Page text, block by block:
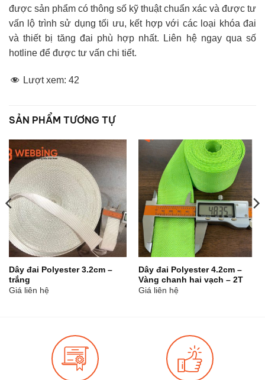
được sản phẩm có thông số kỹ thuật chuẩn xác và được tư
vấn lộ trình sử dụng tối ưu, kết hợp với các loại khóa đai
và thiết bị tăng đai phù hợp nhất. Liên hệ ngay qua số
hotline để được tư vấn chi tiết.
Lượt xem: 42
SẢN PHẨM TƯƠNG TỰ
Dây đai Polyester 3.2cm –
trắng
Giá liên hệ
Dây đai Polyester 4.2cm –
Vàng chanh hai vạch – 2T
Giá liên hệ